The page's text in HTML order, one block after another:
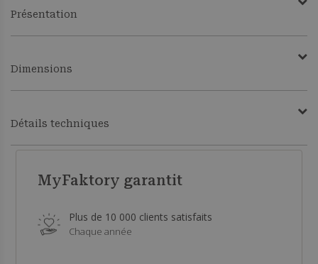
Présentation
Dimensions
Détails techniques
MyFaktory garantit
Plus de 10 000 clients satisfaits
Chaque année